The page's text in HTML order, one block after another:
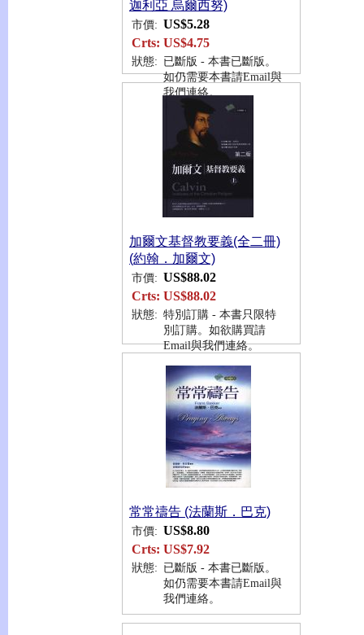
迦利亞 烏爾西努)
市價: US$5.28
Crts: US$4.75
狀態: 已斷版 - 本書已斷版。
如仍需要本書請Email與
我們連絡。
加爾文基督教要義(全二冊)
(約翰．加爾文)
市價: US$88.02
Crts: US$88.02
狀態: 特別訂購 - 本書只限特
別訂購。如欲購買請
Email與我們連絡。
常常禱告 (法蘭斯．巴克)
市價: US$8.80
Crts: US$7.92
狀態: 已斷版 - 本書已斷版。
如仍需要本書請Email與
我們連絡。